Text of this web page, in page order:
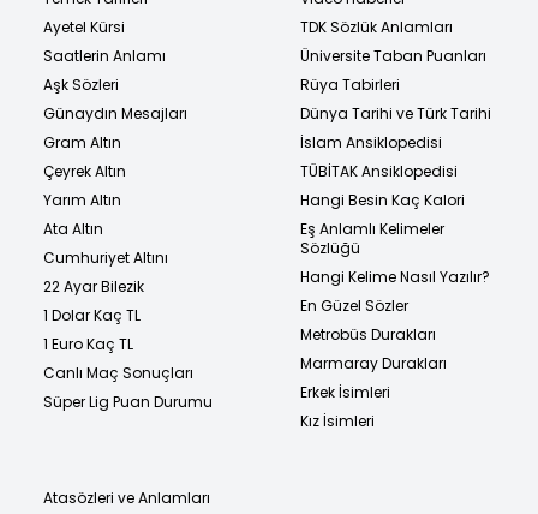
Ayetel Kürsi
Saatlerin Anlamı
Aşk Sözleri
Günaydın Mesajları
Gram Altın
Çeyrek Altın
Yarım Altın
Ata Altın
Cumhuriyet Altını
22 Ayar Bilezik
1 Dolar Kaç TL
1 Euro Kaç TL
Canlı Maç Sonuçları
Süper Lig Puan Durumu
TDK Sözlük Anlamları
Üniversite Taban Puanları
Rüya Tabirleri
Dünya Tarihi ve Türk Tarihi
İslam Ansiklopedisi
TÜBİTAK Ansiklopedisi
Hangi Besin Kaç Kalori
Eş Anlamlı Kelimeler
Sözlüğü
Hangi Kelime Nasıl Yazılır?
En Güzel Sözler
Metrobüs Durakları
Marmaray Durakları
Erkek İsimleri
Kız İsimleri
Atasözleri ve Anlamları